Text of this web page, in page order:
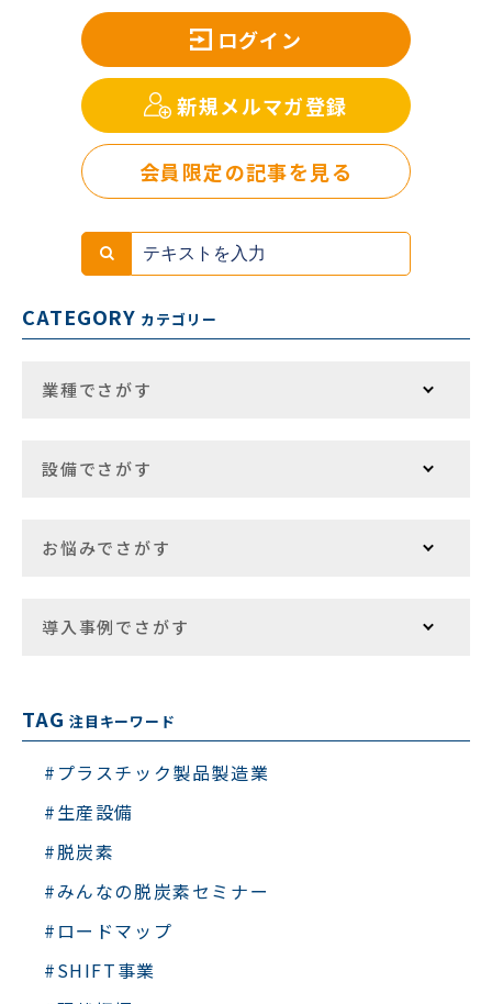
ログイン
新規メルマガ登録
会員限定の記事を見る
CATEGORY カテゴリー
業種でさがす
設備でさがす
お悩みでさがす
導入事例でさがす
TAG 注目キーワード
#プラスチック製品製造業
#生産設備
#脱炭素
#みんなの脱炭素セミナー
#ロードマップ
#SHIFT事業